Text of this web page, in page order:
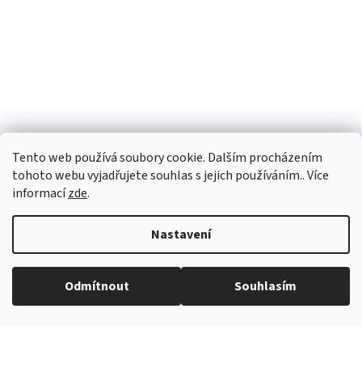
Tento web používá soubory cookie. Dalším procházením
tohoto webu vyjadřujete souhlas s jejich používáním.. Více
informacízde.
Nastavení
Odmítnout Souhlasím
Vytvořil Shoptet